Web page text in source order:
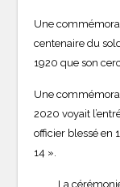
Une
centenaire du
1920 que son
Une
2020 voyait
officier blessé en
14 ».
La